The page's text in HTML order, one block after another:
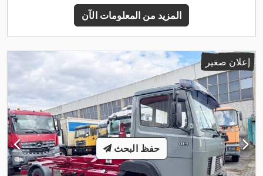
المزيد من المعلومات الآن
إعلان صغير
حفظ البحث